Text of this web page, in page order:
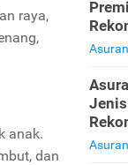
raya,
anak.
dan